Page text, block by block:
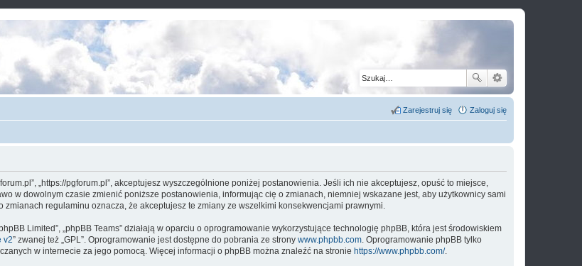
Zaloguj się
Zarejestruj się
„https://pgforum.pl”, akceptujesz wyszczególnione poniżej postanowienia. Jeśli ich nie akceptujesz, opuść to miejsce,
w dowolnym czasie zmienić poniższe postanowienia, informując cię o zmianach, niemniej wskazane jest, aby użytkownicy sami
regulaminu oznacza, że akceptujesz te zmiany ze wszelkimi konsekwencjami prawnymi.
Limited”, „phpBB Teams” działają w oparciu o oprogramowanie wykorzystujące technologię phpBB, która jest środowiskiem
v2” zwanej też „GPL”. Oprogramowanie jest dostępne do pobrania ze strony www.phpbb.com. Oprogramowanie phpBB tylko
w internecie za jego pomocą. Więcej informacji o phpBB można znaleźć na stronie https://www.phpbb.com/.